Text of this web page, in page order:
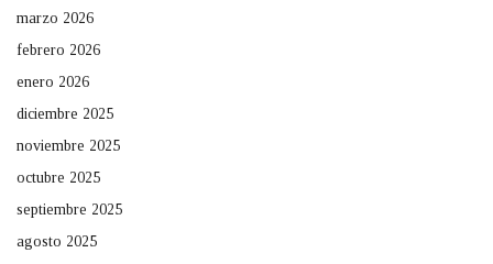
marzo 2026
febrero 2026
enero 2026
diciembre 2025
noviembre 2025
octubre 2025
septiembre 2025
agosto 2025